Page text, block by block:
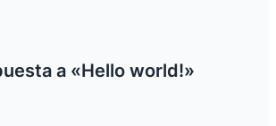
a «Hello world!»